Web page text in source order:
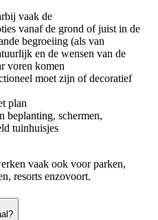
vaak de
vanaf de grond of juist in de
begroeiing (als van
en de wensen van de
voren komen
moet zijn of decoratief
plan
beplanting, schermen,
tuinhuisjes
vaak ook voor parken,
resorts enzovoort.